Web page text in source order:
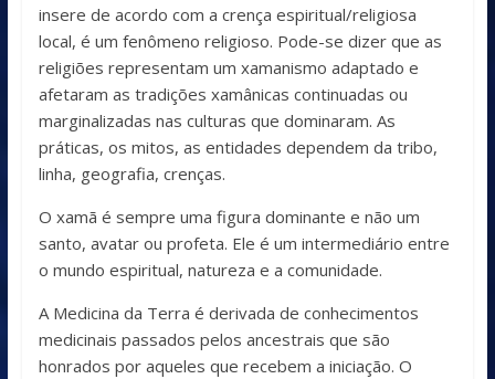
insere de acordo com a crença espiritual/religiosa
local, é um fenômeno religioso. Pode-se dizer que as
religiões representam um xamanismo adaptado e
afetaram as tradições xamânicas continuadas ou
marginalizadas nas culturas que dominaram. As
práticas, os mitos, as entidades dependem da tribo,
linha, geografia, crenças.
O xamã é sempre uma figura dominante e não um
santo, avatar ou profeta. Ele é um intermediário entre
o mundo espiritual, natureza e a comunidade.
A Medicina da Terra é derivada de conhecimentos
medicinais passados pelos ancestrais que são
honrados por aqueles que recebem a iniciação. O